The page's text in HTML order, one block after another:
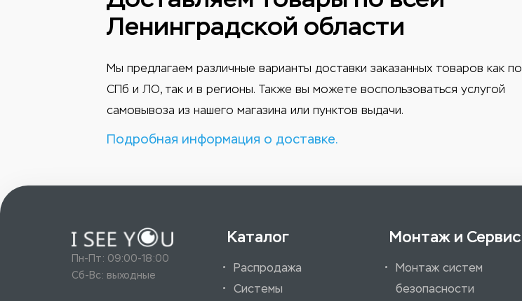
Ленинградской области
Мы предлагаем различные варианты доставки заказанных товаров как по
СПб и ЛО, так и в регионы. Также вы можете воспользоваться услугой
самовывоза из нашего магазина или пунктов выдачи.
Подробная информация о доставке.
Пн-Пт: 09:00-18:00
Сб-Вс: выходные
Каталог
Распродажа
Системы
Монтаж и Сервис
Монтаж систем
безопасности